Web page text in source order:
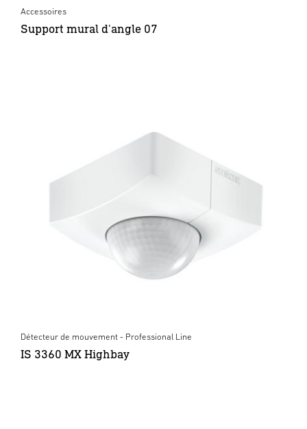
Accessoires
Support mural d'angle 07
Détecteur de mouvement - Professional Line
IS 3360 MX Highbay